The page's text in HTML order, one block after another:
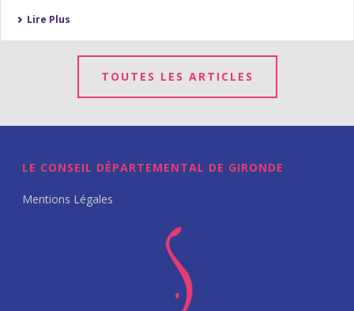
Lire Plus
TOUTES LES ARTICLES
LE CONSEIL DÉPARTEMENTAL DE GIRONDE
Mentions Légales